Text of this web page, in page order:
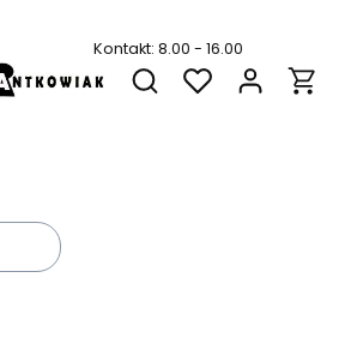
Kontakt: 8.00 - 16.00
Otwórz wyszukiwarkę